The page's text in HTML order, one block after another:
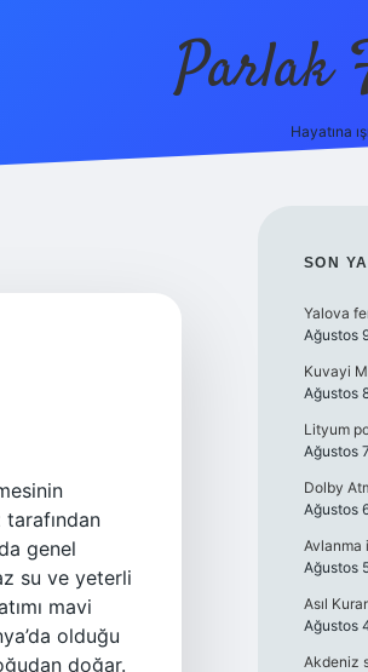
Parlak
Hayatına
tarafından
genel
su ve yeterli
mavi
olduğu
doğar.
SON
Yalova
Ağustos
Kuvayi
Ağustos
Lityum
Ağustos
Dolby
Ağustos
Avlanma
Ağustos
Asıl
Ağustos
Akdeniz